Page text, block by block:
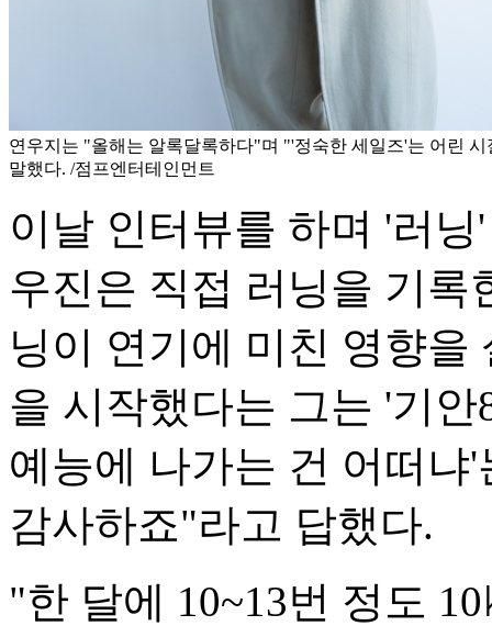
연우지는 "올해는 알록달록하다"며 "'정숙한 세일즈'는 어린
말했다. /점프엔터테인먼트
이날 인터뷰를 하며 '러
우진은 직접 러닝을 기록
닝이 연기에 미친 영향을
을 시작했다는 그는 '기
예능에 나가는 건 어떠냐
감사하죠"라고 답했다.
"한 달에 10~13번 정도